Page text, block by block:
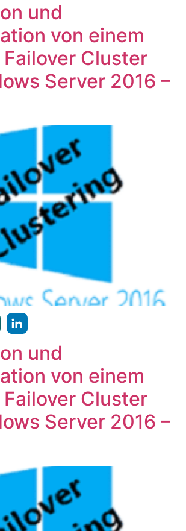
und
von einem
Cluster
Server 2016 –
und
von einem
Cluster
Server 2016 –